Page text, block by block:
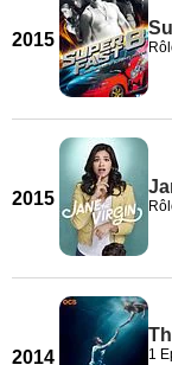
2015
2015
2014 1